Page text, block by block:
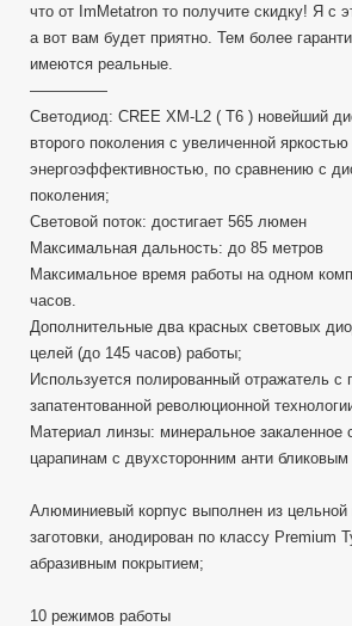
что от ImMetatron то получите скидку! Я с
а вот вам будет приятно. Тем более
имеются реальные.
—————
Светодиод: CREE XM-L2 ( T6 ) новейший
второго поколения с увеличенной яркостью
энергоэффективностью, по сравнению с
поколения;
Световой поток: достигает 565 люмен
Максимальная дальность: до 85 метров
Максимальное время работы на одном
часов.
Дополнительные два красных световых
целей (до 145 часов) работы;
Используется полированный отражатель с
запатентованной революционной
Материал линзы: минеральное закаленное
царапинам с двухсторонним анти
Алюминиевый корпус выполнен из цельной
заготовки, анодирован по классу Premium
абразивным покрытием;
10 режимов работы